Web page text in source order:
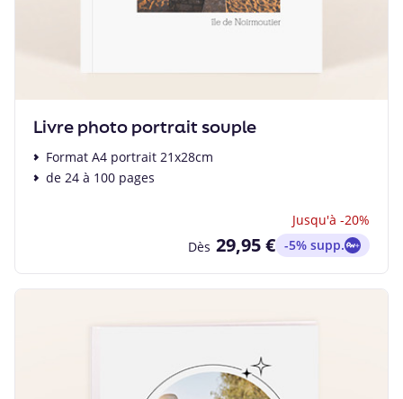
Livre photo portrait souple
Format A4 portrait 21x28cm
de 24 à 100 pages
Jusqu'à -20%
Dès 29,95 € -5% supp.